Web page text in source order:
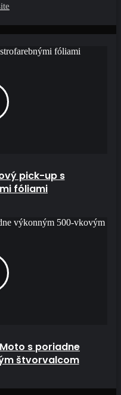
fóliami
pick-up s
fóliami
výkonným 500-vkovým
s poriadne
štvorvalcom